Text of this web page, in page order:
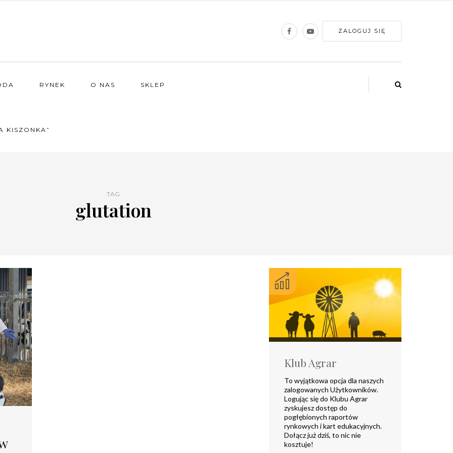
ZALOGUJ SIĘ
RYNEK O NAS SKLEP
KISZONKA”
TAG
glutation
Klub Agrar
To wyjątkowa opcja dla naszych
zalogowanych Użytkowników.
Logując się do Klubu Agrar
zyskujesz dostęp do
pogłębionych raportów
rynkowych i kart edukacyjnych.
Dołącz już dziś, to nic nie
kosztuje!